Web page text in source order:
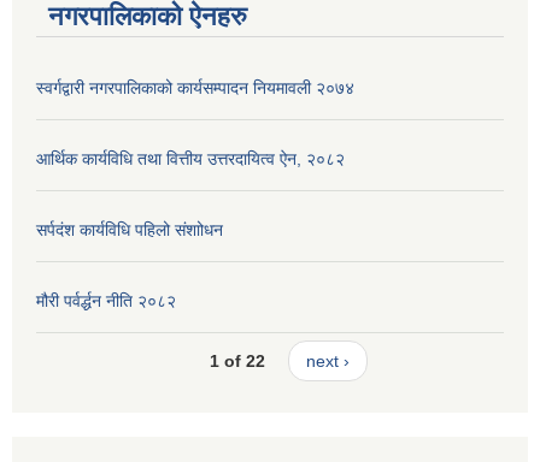
नगरपालिकाको ऐनहरु
स्वर्गद्वारी नगरपालिकाको कार्यसम्पादन नियमावली २०७४
आर्थिक कार्यविधि तथा वित्तीय उत्तरदायित्व ऐन, २०८२
सर्पदंश कार्यविधि पहिलो संशाोधन
मौरी पर्वर्द्धन नीति २०८२
1 of 22 next ›